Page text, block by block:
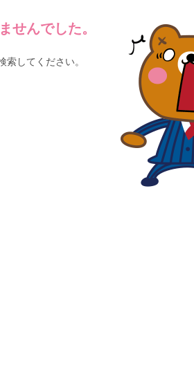
せんでした。
してください。